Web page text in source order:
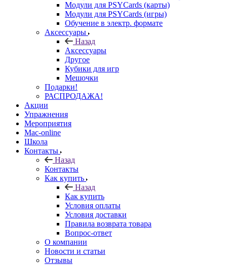
Модули для PSYCards (карты)
Модули для PSYCards (игры)
Обучение в электр. формате
Аксессуары
Назад
Аксессуары
Другое
Кубики для игр
Мешочки
Подарки!
РАСПРОДАЖА!
Акции
Упражнения
Мероприятия
Mac-online
Школа
Контакты
Назад
Контакты
Как купить
Назад
Как купить
Условия оплаты
Условия доставки
Правила возврата товара
Вопрос-ответ
О компании
Новости и статьи
Отзывы